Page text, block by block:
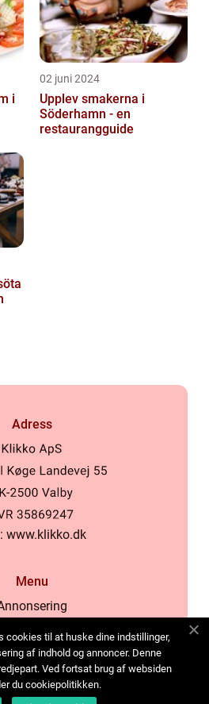
i
02 juni 2024
Upplev smakerna i
Söderhamn - en
restaurangguide
Adress
www.klikko.dk
Menu
Cookies
oss
Sitemap
cookies til at huske dine indstillinger,
af indhold og annoncer. Denne
Ved fortsat brug af websiden
du cookiepolitikken.